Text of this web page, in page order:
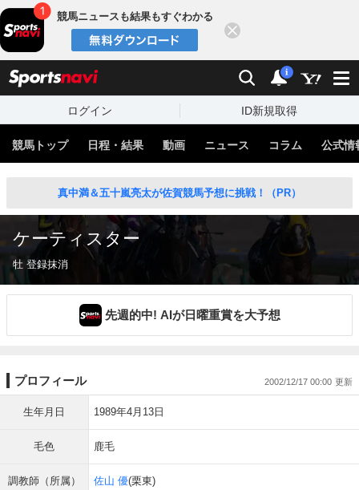
競馬ニュースも結果もすぐわかる
検索 通知
i
ログイン ID新規取得
競馬トップ 日程・結果 動画 ニュース コラム 公式情
真中満＆五十嵐亮太が佐賀競馬予想に挑戦！（PR）
ケーティスター
牡 登録抹消
先週的中! AIが日曜重賞を大予想
プロフィール 2002/12/17 00:00
生年月日 1989年4月13日
毛色 鹿毛
調教師（所属） 佐山 優(栗東)